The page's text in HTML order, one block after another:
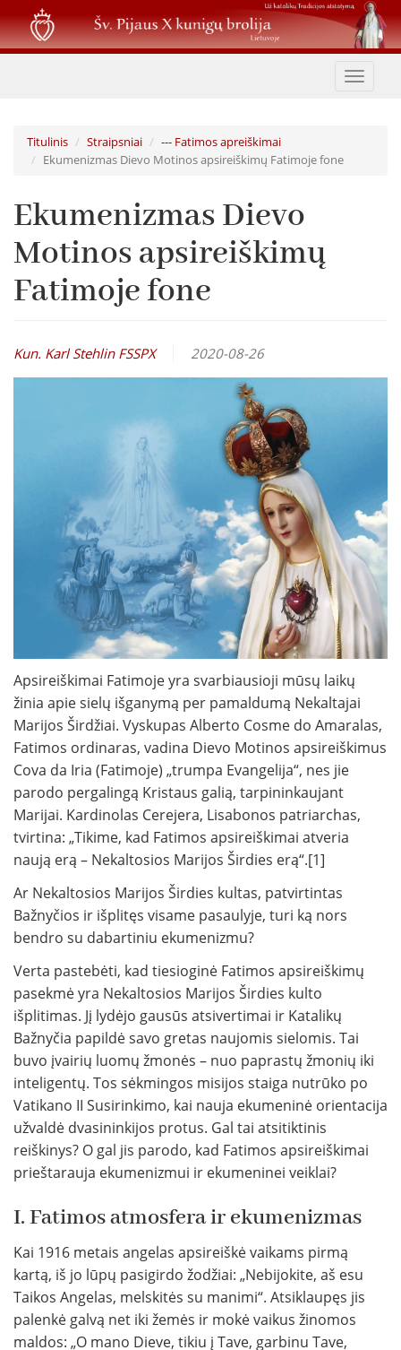
Pereiti
į
pagrindinį
Toggle
Titulinis Straipsniai
--- Fatimos apreiškimai
Ekumenizmas Dievo Motinos apsireiškimų Fatimoje fone
Ekumenizmas Dievo
Motinos apsireiškimų
Fatimoje fone
Kun. Karl Stehlin FSSPX 2020-08-26
Apsireiškimai Fatimoje yra svarbiausioji mūsų laikų
žinia apie sielų išganymą per pamaldumą Nekaltajai
Marijos Širdžiai. Vyskupas Alberto Cosme do Amaralas,
Fatimos ordinaras, vadina Dievo Motinos apsireiškimus
Cova da Iria (Fatimoje) „trumpa Evangelija“, nes jie
parodo pergalingą Kristaus galią, tarpininkaujant
Marijai. Kardinolas Cerejera, Lisabonos patriarchas,
tvirtina: „Tikime, kad Fatimos apsireiškimai atveria
naują erą – Nekaltosios Marijos Širdies erą“.[1]
Ar Nekaltosios Marijos Širdies kultas, patvirtintas
Bažnyčios ir išplitęs visame pasaulyje, turi ką nors
bendro su dabartiniu ekumenizmu?
Verta pastebėti, kad tiesioginė Fatimos apsireiškimų
pasekmė yra Nekaltosios Marijos Širdies kulto
išplitimas. Jį lydėjo gausūs atsivertimai ir Katalikų
Bažnyčia papildė savo gretas naujomis sielomis. Tai
buvo įvairių luomų žmonės – nuo paprastų žmonių iki
inteligentų. Tos sėkmingos misijos staiga nutrūko po
Vatikano II Susirinkimo, kai nauja ekumeninė orientacija
užvaldė dvasininkijos protus. Gal tai atsitiktinis
reiškinys? O gal jis parodo, kad Fatimos apsireiškimai
prieštarauja ekumenizmui ir ekumeninei veiklai?
I. Fatimos atmosfera ir ekumenizmas
Kai 1916 metais angelas apsireiškė vaikams pirmą
kartą, iš jo lūpų pasigirdo žodžiai: „Nebijokite, aš esu
Taikos Angelas, melskitės su manimi“. Atsiklaupęs jis
palenkė galvą net iki žemės ir mokė vaikus žinomos
maldos: „O mano Dieve, tikiu į Tave, garbinu Tave,